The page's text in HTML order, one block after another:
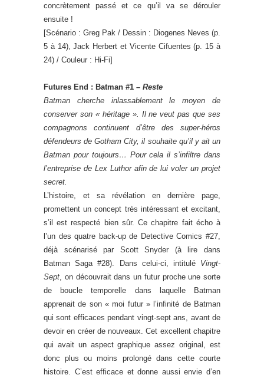
concrètement passé et ce qu’il va se dérouler
ensuite !
[Scénario : Greg Pak / Dessin : Diogenes Neves (p.
5 à 14), Jack Herbert et Vicente Cifuentes (p. 15 à
24) / Couleur : Hi-Fi]
Futures End : Batman #1 – Reste
Batman cherche inlassablement le moyen de
conserver son « héritage ». Il ne veut pas que ses
compagnons continuent d’être des super-héros
défendeurs de Gotham City, il souhaite qu’il y ait un
Batman pour toujours… Pour cela il s’infiltre dans
l’entreprise de Lex Luthor afin de lui voler un projet
secret.
L’histoire, et sa révélation en dernière page,
promettent un concept très intéressant et excitant,
s’il est respecté bien sûr. Ce chapitre fait écho à
l’un des quatre back-up de Detective Comics #27,
déjà scénarisé par Scott Snyder (à lire dans
Batman Saga #28). Dans celui-ci, intitulé Vingt-
Sept , on découvrait dans un futur proche une sorte
de boucle temporelle dans laquelle Batman
apprenait de son « moi futur » l’infinité de Batman
qui sont efficaces pendant vingt-sept ans, avant de
devoir en créer de nouveaux. Cet excellent chapitre
qui avait un aspect graphique assez original, est
donc plus ou moins prolongé dans cette courte
histoire. C’est efficace et donne aussi envie d’en